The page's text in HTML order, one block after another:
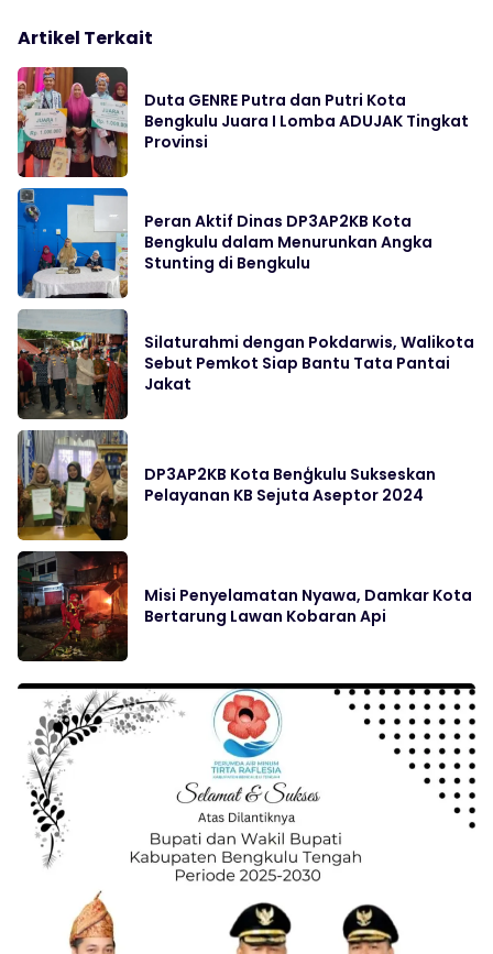
Artikel Terkait
Duta GENRE Putra dan Putri Kota
Bengkulu Juara I Lomba ADUJAK Tingkat
Provinsi
Peran Aktif Dinas DP3AP2KB Kota
Bengkulu dalam Menurunkan Angka
Stunting di Bengkulu
Silaturahmi dengan Pokdarwis, Walikota
Sebut Pemkot Siap Bantu Tata Pantai
Jakat
DP3AP2KB Kota Benģkulu Sukseskan
Pelayanan KB Sejuta Aseptor 2024
Misi Penyelamatan Nyawa, Damkar Kota
Bertarung Lawan Kobaran Api